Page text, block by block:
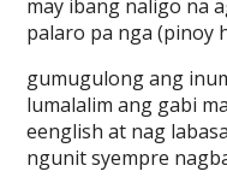
may ibang naligo na
palaro pa nga (pinoy
gumugulong ang
lumalalim ang gabi
eenglish at nag
ngunit syempre